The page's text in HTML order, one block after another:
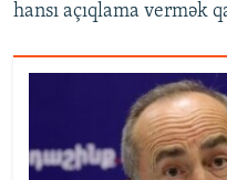
hansı açıqlama vermək